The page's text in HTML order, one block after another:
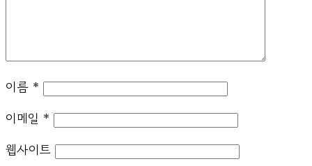
이름 *
이메일 *
웹사이트